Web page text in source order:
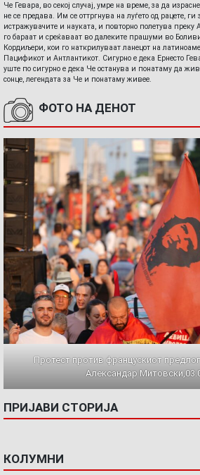
Че Гевара, во секој случај, умре на време, за да
не се предава. Им се оттргнува на луѓето од рацете, ги
истражувачите и науката, и повторно полетува преку
го бараат и среќаваат во далеките прашуми во
Кордиљери, кои го наткрилуваат ланецот на
Пацификот и Антлантикот. Сигурно е дека Ернесто
уште по сигурно е дека Че останува и понатаму да
сонце, легендата за Че и понатаму живее.
ФОТО НА ДЕНОТ
Протест против францускиот
Александар
ПРИЈАВИ СТОРИЈА
КОЛУМНИ